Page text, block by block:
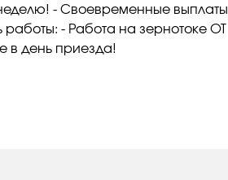
- Своевременные выплаты
работы: - Работа на зернотоке ОТ
в день приезда!